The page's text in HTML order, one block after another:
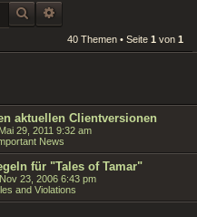
SUCHE
40 Themen • Seite 1 von 1
aktuellen Clientversionen
29, 2011 9:32 am
News
für "Tales of Tamar"
23, 2006 6:43 pm
and Violations